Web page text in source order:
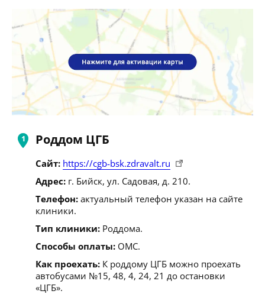
Роддом ЦГБ
Сайт: https://cgb-bsk.zdravalt.ru
Адрес: г. Бийск, ул. Садовая, д. 210.
Телефон: актуальный телефон указан на сайте
клиники.
Тип клиники: Роддома.
Способы оплаты: ОМС.
Как проехать: К роддому ЦГБ можно проехать
автобусами №15, 48, 4, 24, 21 до остановки
«ЦГБ».